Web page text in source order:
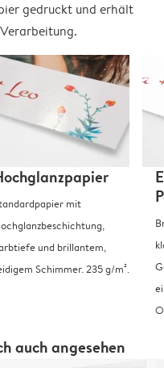
gedruckt und erhält
mit
und brillantem,
Schimmer. 235 g/m².
auch angesehen